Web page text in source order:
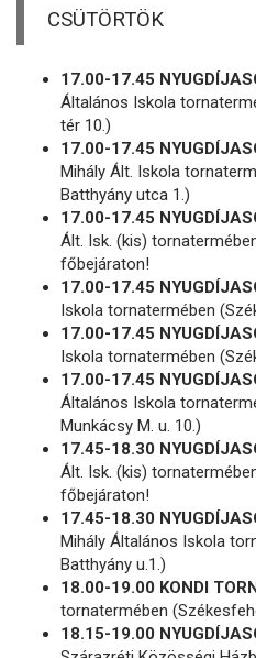
CSÜTÖRTÖK
17.00-17.45
Általános Iskola
tér 10.)
17.00-17.45
Mihály Ált. Iskola
Batthyány utca 1.)
17.00-17.45
Ált. Isk. (kis)
főbejáraton!
17.00-17.45
Iskola tornatermében
17.00-17.45
Iskola tornatermében
17.00-17.45
Általános Iskola
Munkácsy M. u. 10.)
17.45-18.30
Ált. Isk. (kis)
főbejáraton!
17.45-18.30
Mihály Általános Iskola
Batthyány u.1.)
18.00-19.00 KONDI
tornatermében
18.15-19.00